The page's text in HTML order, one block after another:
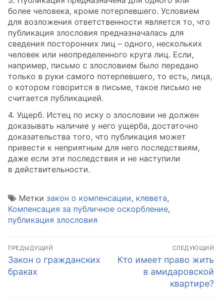
более человека, кроме потерпевшего. Условием
для возложения ответственности является то, что
публикация злословия предназначалась для
сведения посторонних лиц – одного, нескольких
человек или неопределенного круга лиц. Если,
например, письмо с злословием было передано
только в руки самого потерпевшего, то есть, лица,
о котором говорится в письме, такое письмо не
считается публикацией.
4. Ущерб. Истец по иску о злословии не должен
доказывать наличие у него ущерба, достаточно
доказательства того, что публикация может
привести к неприятным для него последствиям,
даже если эти последствия и не наступили
в действительности.
Метки закон о компенсации, клевета,
Компенсация за публичное оскорбление,
публикация злословия
Навигация
по
записям
ПРЕДЫДУЩИЙ
Предыдущая
запись:
Закон о гражданских
браках
СЛЕДУЮЩИЙ
Следующая
запись:
Кто имеет право жить
в амидаровской
квартире?